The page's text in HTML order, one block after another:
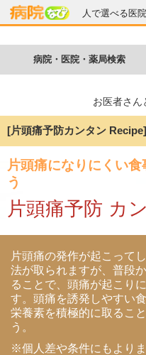
人で選べる医
病院・医院・薬局検索
お医者さん
[片頭痛予防カンタン Recipe]
片頭痛になりにくい
う
片頭痛予防 カ
片頭痛の発作が起こって
法が取られますが、普段
ることで、頭痛が起こり
す。頭痛を誘発しやすい
栄養素を積極的に取るこ
う。
※個人差や条件にもより